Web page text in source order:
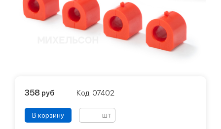
358 руб Код: 07402
В корзину шт